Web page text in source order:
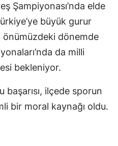
Şampiyonası’nda elde
büyük gurur
önümüzdeki dönemde
da milli
bekleniyor.
başarısı, ilçede sporun
bir moral kaynağı oldu.